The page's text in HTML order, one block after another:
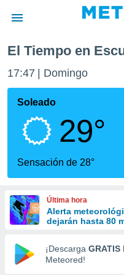
de
por
que se
calidad.
a este
las
y
forma
digital
basada
El Tiempo en
17:47 Domingo
Soleado
29°
Sensación de 28°
Última hora
Alerta
dejarán hasta 80
¡Descarga GRATIS
Meteored!